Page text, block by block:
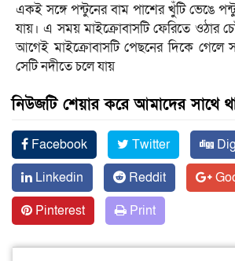
একই সঙ্গে পন্টুনের বাম পাশের খুঁটি ভেঙে
যায়। এ সময় মাইক্রোবাসটি ফেরিতে ওঠার
আগেই মাইক্রোবাসটি পেছনের দিকে গেলে
সেটি নদীতে চলে যায়
নিউজটি শেয়ার করে আমাদের সাথে
Facebook Twitter
Linkedin
Reddit
Pinterest
Print